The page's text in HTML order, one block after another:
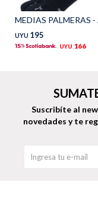
MEDIAS PALMERAS -
UYU 195
UYU 166
Suscribíte al
novedades y te
Uniformes empresariales